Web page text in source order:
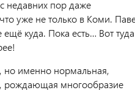
недавних пор даже
уже не только в Коми.
куда. Пока есть… Вот
но именно нормальная,
рождающая многообразие